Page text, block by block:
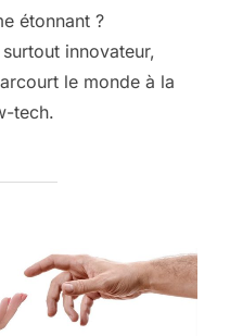
étonnant ?
innovateur,
le monde à la
tech.